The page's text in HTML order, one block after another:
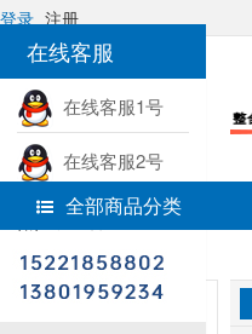
在线客服
在线客服1号
在线客服2号
热线电话
登录 注册
全部商品分类
首页
免疫组学
新品推荐